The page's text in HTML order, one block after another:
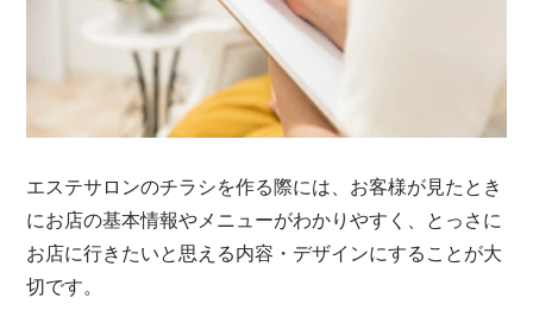
エステサロンのチラシを作る際には、お客様が見たとき
にお店の基本情報やメニューがわかりやすく、とっさに
お店に行きたいと思える内容・デザインにすることが大
切です。